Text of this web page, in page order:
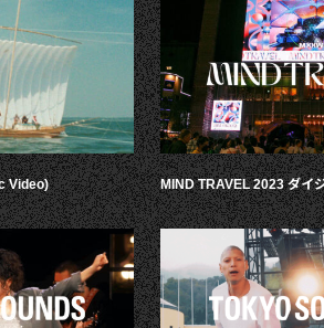
Video) MIND TRAVEL 2023 ダイ